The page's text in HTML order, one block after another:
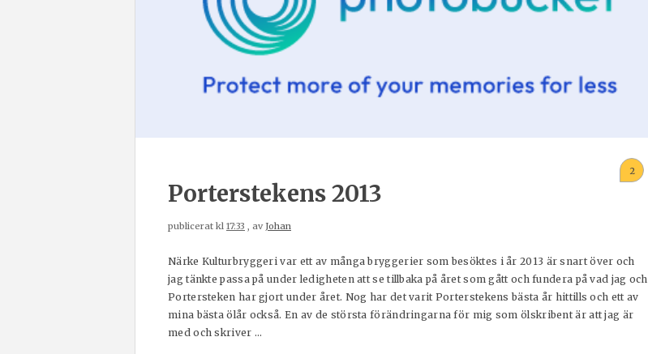
2
Porterstekens 2013
publicerat kl 17:33 , avJohan
Närke Kulturbryggeri var ett av många bryggerier som besöktes i år 2013 är snart över och
jag tänkte passa på under ledigheten att se tillbaka på året som gått och fundera på vad jag och
Portersteken har gjort under året. Nog har det varit Porterstekens bästa år hittills och ett av
mina bästa ölår också. En av de största förändringarna för mig som ölskribent är att jag är
med och skriver ...